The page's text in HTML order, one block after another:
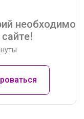
необходимо